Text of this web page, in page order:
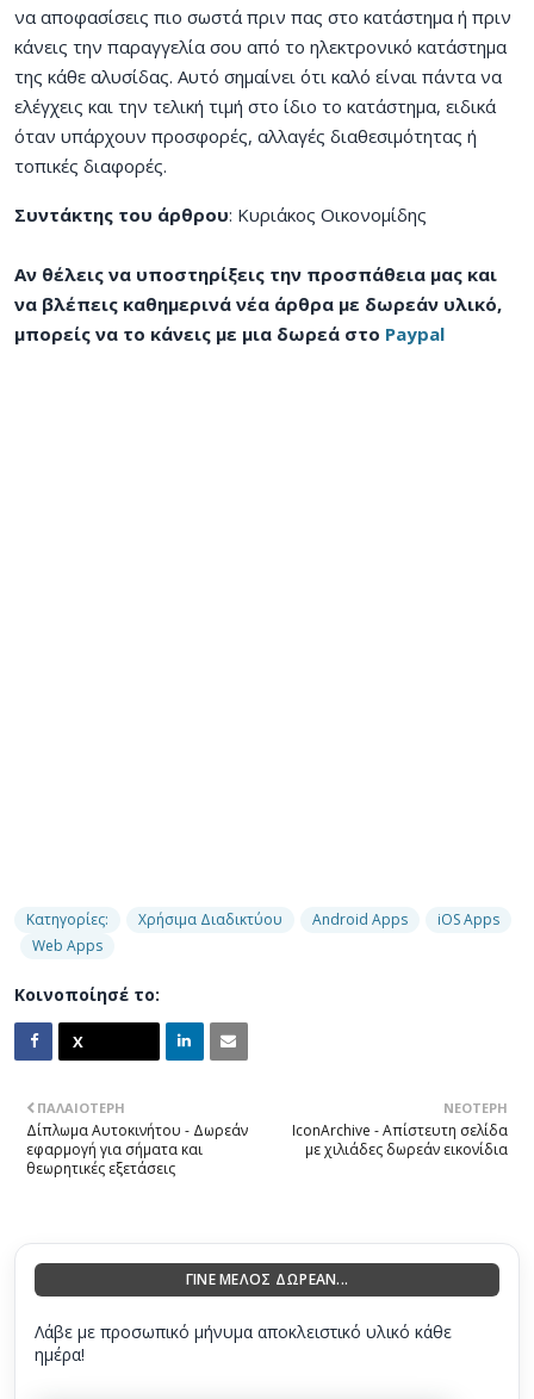
να αποφασίσεις πιο σωστά πριν πας στο κατάστημα ή πριν
κάνεις την παραγγελία σου από το ηλεκτρονικό κατάστημα
της κάθε αλυσίδας. Αυτό σημαίνει ότι καλό είναι πάντα να
ελέγχεις και την τελική τιμή στο ίδιο το κατάστημα, ειδικά
όταν υπάρχουν προσφορές, αλλαγές διαθεσιμότητας ή
τοπικές διαφορές.
Συντάκτης του άρθρου: Κυριάκος Οικονομίδης
Αν θέλεις να υποστηρίξεις την προσπάθεια μας και
να βλέπεις καθημερινά νέα άρθρα με δωρεάν υλικό,
μπορείς να το κάνεις με μια δωρεά στο Paypal
Κατηγορίες: Χρήσιμα Διαδικτύου Android Apps
iOS Apps
Web Apps
Κοινοποίησέ το:
ΝΕΌΤΕΡΗ
IconArchive - Απίστευτη σελίδα
με χιλιάδες δωρεάν εικονίδια
ΠΑΛΑΙΌΤΕΡΗ
Δίπλωμα Αυτοκινήτου - Δωρεάν
εφαρμογή για σήματα και
θεωρητικές εξετάσεις
ΓΙΝΕ ΜΕΛΟΣ ΔΩΡΕΑΝ...
Λάβε με προσωπικό μήνυμα αποκλειστικό υλικό κάθε
ημέρα!